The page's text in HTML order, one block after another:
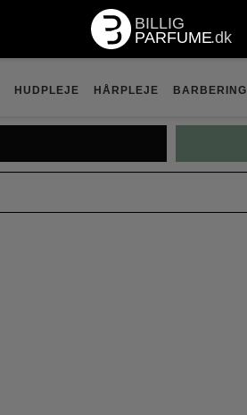
HUDPLEJE HÅRPLEJE BARBERING